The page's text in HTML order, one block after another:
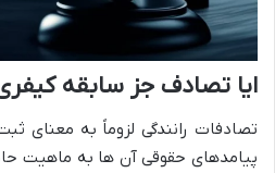
ایا تصادف جز سابقه
تصادفات رانندگی لزوماً به معنای
پیامدهای حقوقی آن ها به ماهیت